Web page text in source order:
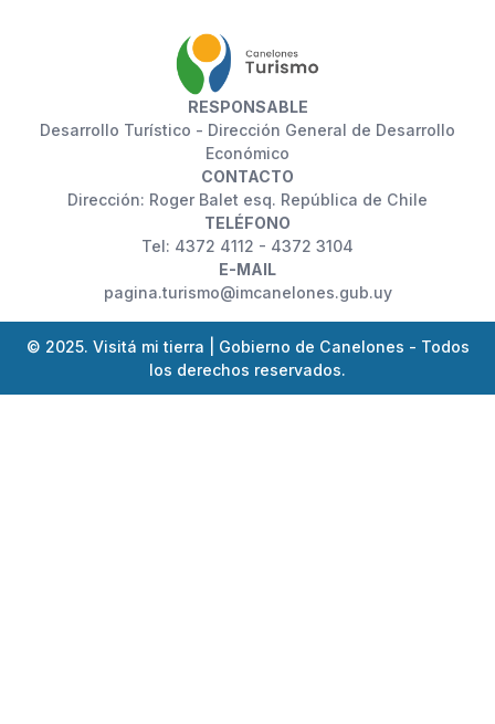
RESPONSABLE
Desarrollo Turístico - Dirección General de Desarrollo
Económico
CONTACTO
Dirección: Roger Balet esq. República de Chile
TELÉFONO
Tel: 4372 4112 - 4372 3104
E-MAIL
pagina.turismo@imcanelones.gub.uy
© 2025. Visitá mi tierra | Gobierno de Canelones - Todos
los derechos reservados.